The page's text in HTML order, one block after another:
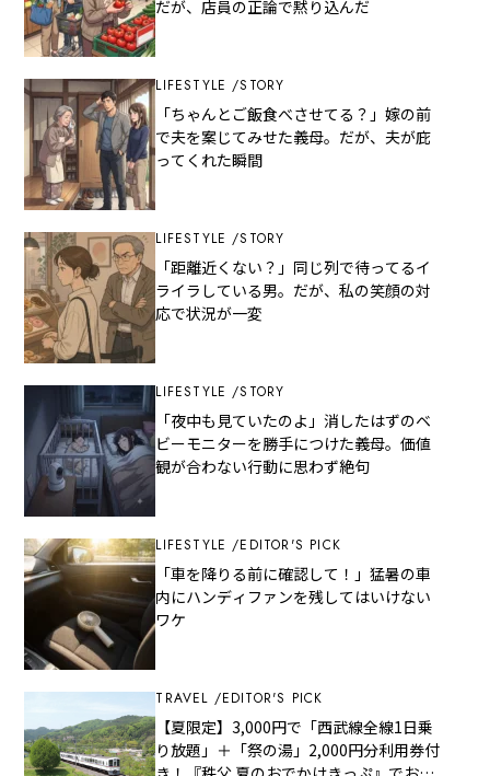
だが、店員の正論で黙り込んだ
LIFESTYLE STORY
「ちゃんとご飯食べさせてる？」嫁の前
で夫を案じてみせた義母。だが、夫が庇
ってくれた瞬間
LIFESTYLE STORY
「距離近くない？」同じ列で待ってるイ
ライラしている男。だが、私の笑顔の対
応で状況が一変
LIFESTYLE STORY
「夜中も見ていたのよ」消したはずのベ
ビーモニターを勝手につけた義母。価値
観が合わない行動に思わず絶句
LIFESTYLE EDITOR'S PICK
「車を降りる前に確認して！」猛暑の車
内にハンディファンを残してはいけない
ワケ
TRAVEL EDITOR'S PICK
【夏限定】3,000円で「西武線全線1日乗
り放題」＋「祭の湯」2,000円分利用券付